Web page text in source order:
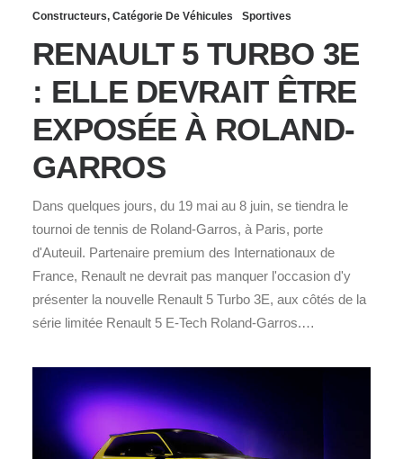
Constructeurs, Catégorie De Véhicules Sportives
RENAULT 5 TURBO 3E
: ELLE DEVRAIT ÊTRE
EXPOSÉE À ROLAND-
GARROS
Dans quelques jours, du 19 mai au 8 juin, se tiendra le
tournoi de tennis de Roland-Garros, à Paris, porte
d'Auteuil. Partenaire premium des Internationaux de
France, Renault ne devrait pas manquer l'occasion d'y
présenter la nouvelle Renault 5 Turbo 3E, aux côtés de la
série limitée Renault 5 E-Tech Roland-Garros.…